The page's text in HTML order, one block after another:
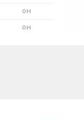
0 H
0 H